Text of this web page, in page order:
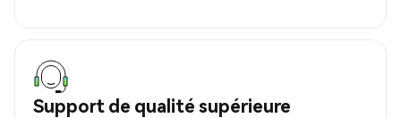
Support de qualité supérieure